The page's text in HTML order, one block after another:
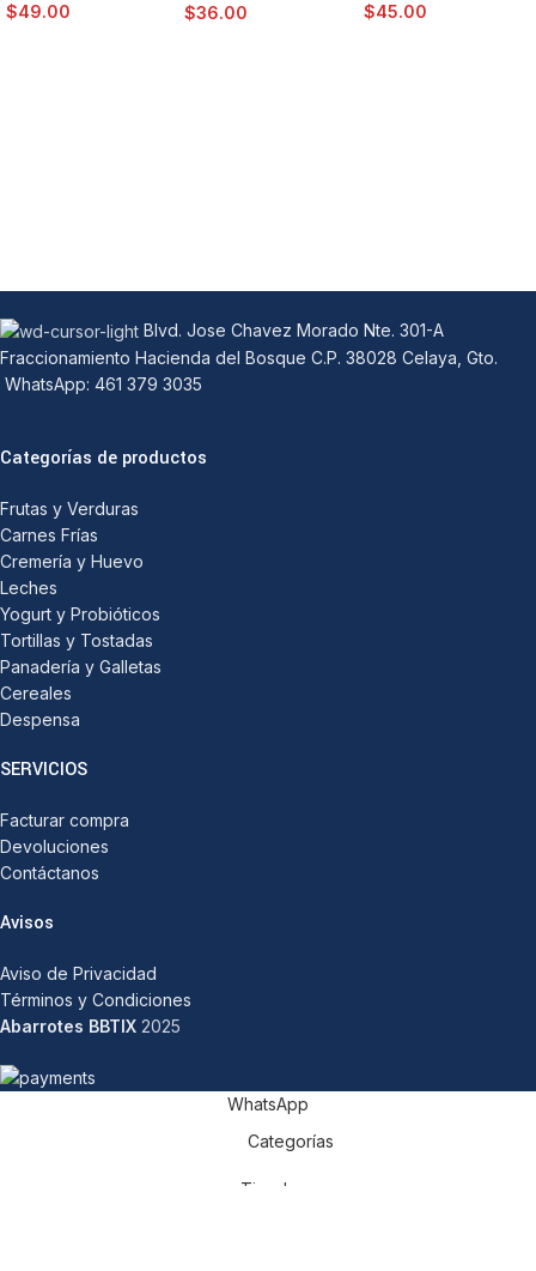
$49.00 $36.00 $45.00
Blvd. Jose Chavez Morado Nte. 301-A
Fraccionamiento Hacienda del Bosque C.P. 38028 Celaya, Gto.
WhatsApp: 461 379 3035
Categorías de productos
Frutas y Verduras
Carnes Frías
Cremería y Huevo
Leches
Yogurt y Probióticos
Tortillas y Tostadas
Panadería y Galletas
Cereales
Despensa
SERVICIOS
Facturar compra
Devoluciones
Contáctanos
Avisos
Aviso de Privacidad
Términos y Condiciones
Abarrotes BBTIX 2025
WhatsApp
Categorías
Tienda